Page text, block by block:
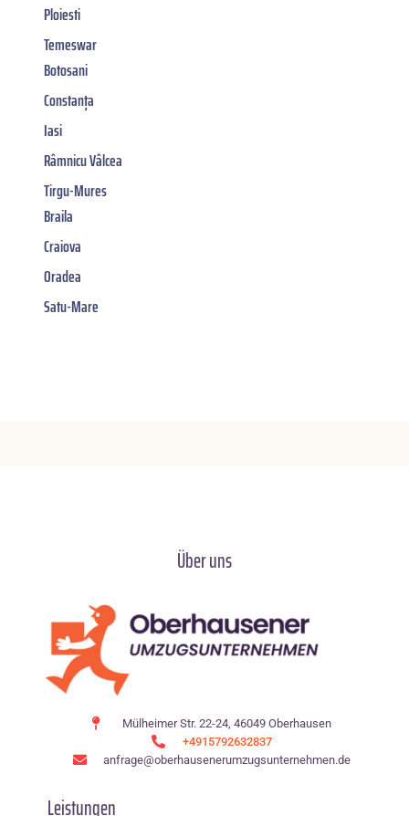
Ploiesti
Temeswar
Botosani
Constanța
Iasi
Râmnicu Vâlcea
Tirgu-Mures
Braila
Craiova
Oradea
Satu-Mare
Über uns
Mülheimer Str. 22-24, 46049 Oberhausen
+4915792632837
anfrage@oberhausenerumzugsunternehmen.de
Leistungen